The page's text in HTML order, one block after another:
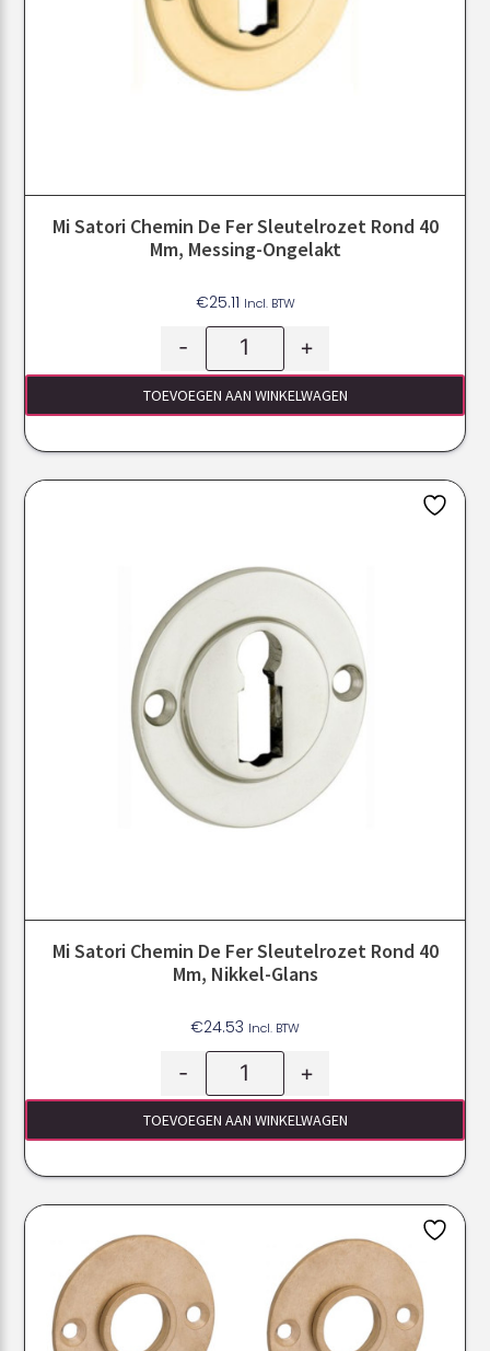
Mi Satori Chemin De Fer Sleutelrozet Rond 40
Mm, Messing-Ongelakt
€25.11 Incl. BTW
- +
TOEVOEGEN AAN WINKELWAGEN
Mi Satori Chemin De Fer Sleutelrozet Rond 40
Mm, Nikkel-Glans
€24.53 Incl. BTW
- +
TOEVOEGEN AAN WINKELWAGEN